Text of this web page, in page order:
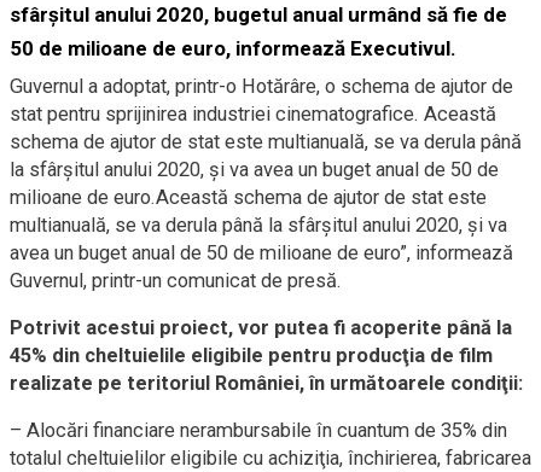
sfârşitul anului 2020, bugetul anual urmând să fie de
50 de milioane de euro, informează Executivul.
Guvernul a adoptat, printr-o Hotărâre, o schema de ajutor de
stat pentru sprijinirea industriei cinematografice. Această
schema de ajutor de stat este multianuală, se va derula până
la sfârşitul anului 2020, şi va avea un buget anual de 50 de
milioane de euro.Această schema de ajutor de stat este
multianuală, se va derula până la sfârşitul anului 2020, şi va
avea un buget anual de 50 de milioane de euro”, informează
Guvernul, printr-un comunicat de presă.
Potrivit acestui proiect, vor putea fi acoperite până la
45% din cheltuielile eligibile pentru producţia de film
realizate pe teritoriul României, în următoarele condiţii:
– Alocări financiare nerambursabile în cuantum de 35% din
totalul cheltuielilor eligibile cu achiziţia, închirierea, fabricarea